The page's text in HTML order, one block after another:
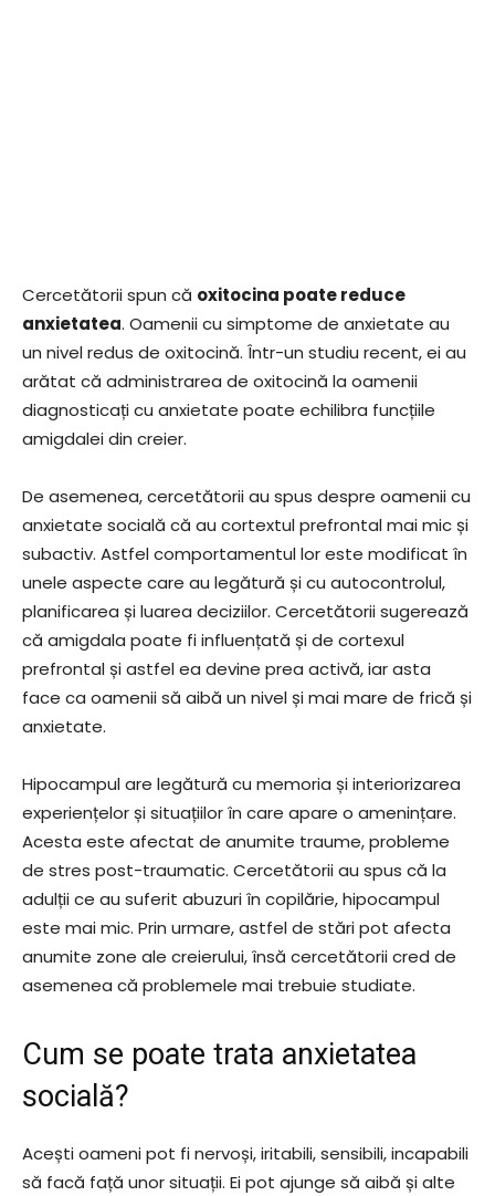
Cercetătorii spun că oxitocina poate reduce
anxietatea. Oamenii cu simptome de anxietate au
un nivel redus de oxitocină. Într-un studiu recent, ei au
arătat că administrarea de oxitocină la oamenii
diagnosticați cu anxietate poate echilibra funcțiile
amigdalei din creier.
De asemenea, cercetătorii au spus despre oamenii cu
anxietate socială că au cortextul prefrontal mai mic și
subactiv. Astfel comportamentul lor este modificat în
unele aspecte care au legătură și cu autocontrolul,
planificarea și luarea deciziilor. Cercetătorii sugerează
că amigdala poate fi influențată și de cortexul
prefrontal și astfel ea devine prea activă, iar asta
face ca oamenii să aibă un nivel și mai mare de frică și
anxietate.
Hipocampul are legătură cu memoria și interiorizarea
experiențelor și situațiilor în care apare o amenințare.
Acesta este afectat de anumite traume, probleme
de stres post-traumatic. Cercetătorii au spus că la
adulții ce au suferit abuzuri în copilărie, hipocampul
este mai mic. Prin urmare, astfel de stări pot afecta
anumite zone ale creierului, însă cercetătorii cred de
asemenea că problemele mai trebuie studiate.
Cum se poate trata anxietatea
socială?
Acești oameni pot fi nervoși, iritabili, sensibili, incapabili
să facă față unor situații. Ei pot ajunge să aibă și alte